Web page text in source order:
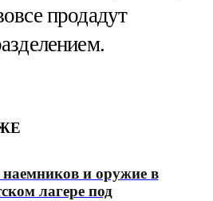
продадут
и оружие в
лагере под